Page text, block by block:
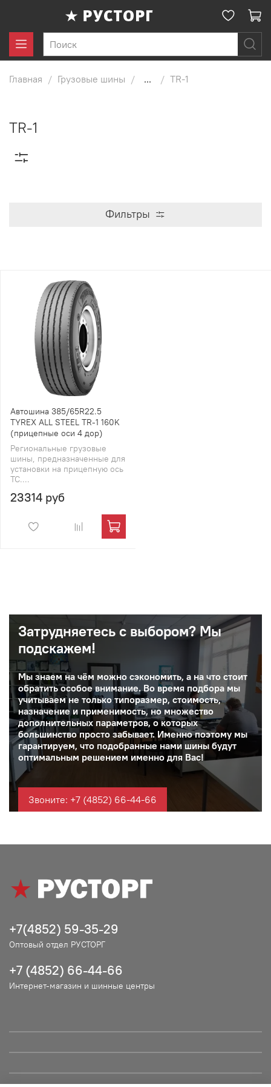
Главная Грузовые шины ... TR-1
TR-1
Фильтры
Автошина 385/65R22.5
TYREX ALL STEEL TR-1 160K
(прицепные оси 4 дор)
Региональные грузовые
шины, предназначенные для
установки на прицепную ось
ТС....
23314 руб
Затрудняетесь с выбором? Мы
подскажем!
Мы знаем на чём можно сэкономить, а на что стоит
обратить особое внимание. Во время подбора мы
учитываем не только типоразмер, стоимость,
назначение и применимость, но множество
дополнительных параметров, о которых
большинство просто забывает. Именно поэтому мы
гарантируем, что подобранные нами шины будут
оптимальным решением именно для Вас!
Звоните: +7 (4852) 66-44-66
+7(4852) 59-35-29
Оптовый отдел РУСТОРГ
+7 (4852) 66-44-66
Интернет-магазин и шинные центры